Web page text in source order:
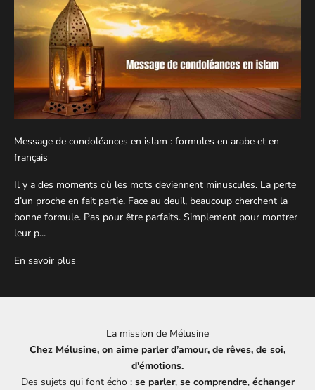
Message de condoléances en islam : formules en arabe et en
français
Il y a des moments où les mots deviennent minuscules. La perte
d’un proche en fait partie. Face au deuil, beaucoup cherchent la
bonne formule. Pas pour être parfaits. Simplement pour montrer
leur p...
En savoir plus
La mission de Mélusine
Chez Mélusine, on aime parler d’amour, de rêves, de soi,
d'émotions.
Des sujets qui font écho : se parler, se comprendre, échanger